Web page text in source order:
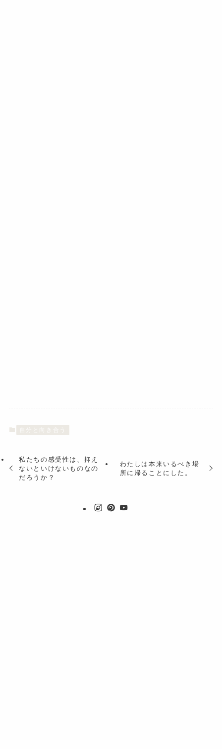
自分と向き合う
私たちの感受性は、抑え
ないといけないものなの
だろうか？
わたしは本来いるべき場
所に帰ることにした。